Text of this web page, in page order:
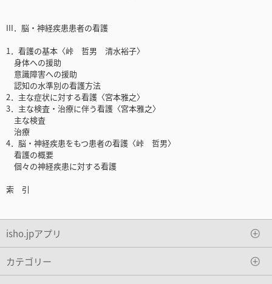
III．脳・神経疾患患者の看護
1．看護の基本〈峠 哲男 清水裕子〉
身体への援助
意識障害への援助
認知の水準別の看護方法
2．主な症状に対する看護〈宮本雅之〉
3．主な検査・治療に伴う看護〈宮本雅之〉
主な検査
治療
4．脳・神経疾患をもつ患者の看護〈峠 哲男〉
看護の概要
個々の神経疾患に対する看護
索 引
isho.jpアプリ
カテゴリー